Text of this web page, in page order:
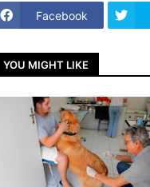
Facebook
YOU MIGHT LIKE